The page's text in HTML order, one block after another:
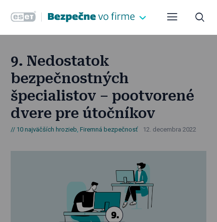
9. Nedostatok
bezpečnostných
špecialistov – pootvorené
dvere pre útočníkov
10 najväčších hrozieb ,Firemná bezpečnosť 12. decembra 2022